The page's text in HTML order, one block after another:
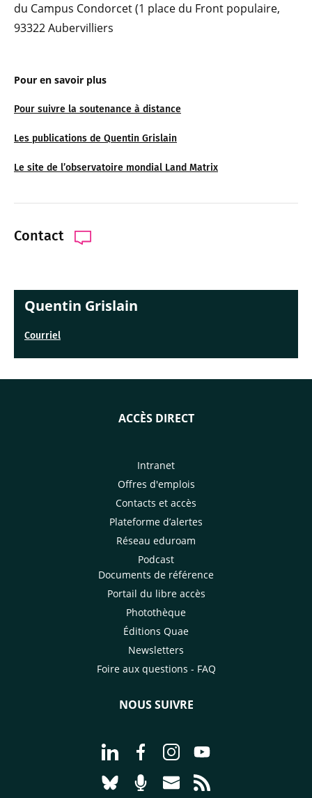
Pour en savoir plus
Pour suivre la soutenance à distance
Les publications de Quentin Grislain
Le site de l’observatoire mondial Land Matrix
Contact
Quentin Grislain
Courriel
du Campus Condorcet (1 place du Front populaire,
93322 Aubervilliers
ACCÈS DIRECT
Intranet
Offres d'emplois
Contacts et accès
Plateforme d’alertes
Réseau eduroam
Podcast
Documents de référence
Portail du libre accès
Photothèque
Éditions Quae
Newsletters
Foire aux questions - FAQ
NOUS SUIVRE
Aller à la page Nous suivre sur
Aller à la page Nous suivre sur
Aller à la page Nous
Aller à la page
Aller à la page Nous suivre sur
Aller à la page Nourrir le
Aller à la page Nous